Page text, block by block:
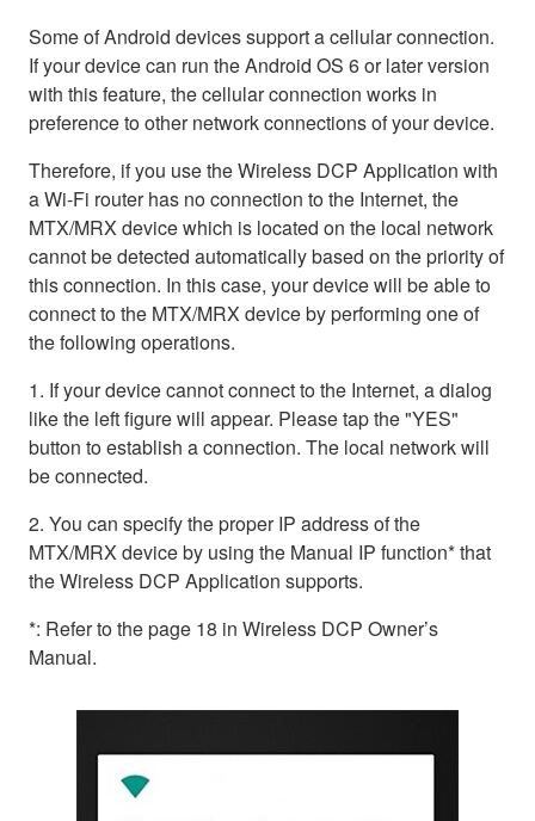
Some of Android devices support a cellular connection.
If your device can run the Android OS 6 or later version
with this feature, the cellular connection works in
preference to other network connections of your device.
Therefore, if you use the Wireless DCP Application with
a Wi-Fi router has no connection to the Internet, the
MTX/MRX device which is located on the local network
cannot be detected automatically based on the priority of
this connection. In this case, your device will be able to
connect to the MTX/MRX device by performing one of
the following operations.
1. If your device cannot connect to the Internet, a dialog
like the left figure will appear. Please tap the "YES"
button to establish a connection. The local network will
be connected.
2. You can specify the proper IP address of the
MTX/MRX device by using the Manual IP function* that
the Wireless DCP Application supports.
*: Refer to the page 18 in Wireless DCP Owner’s
Manual.